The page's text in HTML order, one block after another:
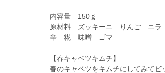
内容量 150ｇ
原材料 ズッキーニ りんご ニ
辛 糀 味噌 ゴマ
【春キャベツキムチ】
春のキャベツをキムチにしてみてビ